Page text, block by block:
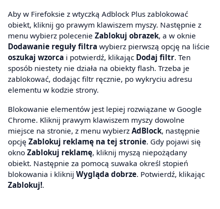
Aby w Firefoksie z wtyczką Adblock Plus zablokować
obiekt, kliknij go prawym klawiszem myszy. Następnie z
menu wybierz polecenie Zablokuj obrazek, a w oknie
Dodawanie reguły filtra wybierz pierwszą opcję na liście
oszukaj wzorca i potwierdź, klikając Dodaj filtr. Ten
sposób niestety nie działa na obiekty flash. Trzeba je
zablokować, dodając filtr ręcznie, po wykryciu adresu
elementu w kodzie strony.
Blokowanie elementów jest lepiej rozwiązane w Google
Chrome. Kliknij prawym klawiszem myszy dowolne
miejsce na stronie, z menu wybierz AdBlock, następnie
opcję Zablokuj reklamę na tej stronie. Gdy pojawi się
okno Zablokuj reklamę, kliknij myszą niepożądany
obiekt. Następnie za pomocą suwaka określ stopień
blokowania i kliknij Wygląda dobrze. Potwierdź, klikając
Zablokuj!.